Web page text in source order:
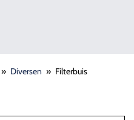
» Diversen » Filterbuis